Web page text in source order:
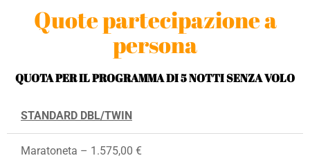
Quote partecipazione a
persona
QUOTA PER IL PROGRAMMA DI 5 NOTTI SENZA VOLO
STANDARD DBL/TWIN
Maratoneta – 1.575,00 €